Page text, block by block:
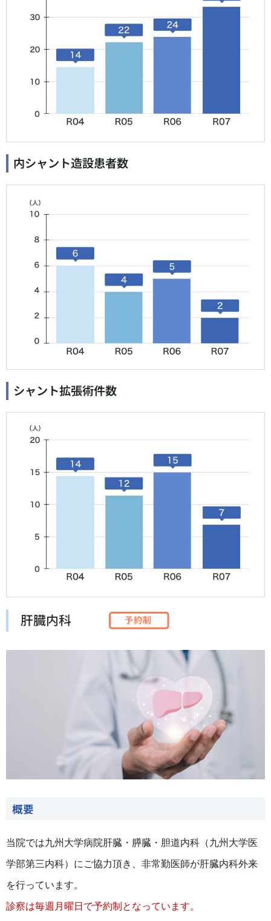
内シャント造設患者数
シャント拡張術件数
肝臓内科
概要
当院では九州大学病院肝臓・膵臓・胆道内科（九州大学医
学部第三内科）にご協力頂き、非常勤医師が肝臓内科外来
を行っています。
診察は毎週月曜日で予約制となっています。